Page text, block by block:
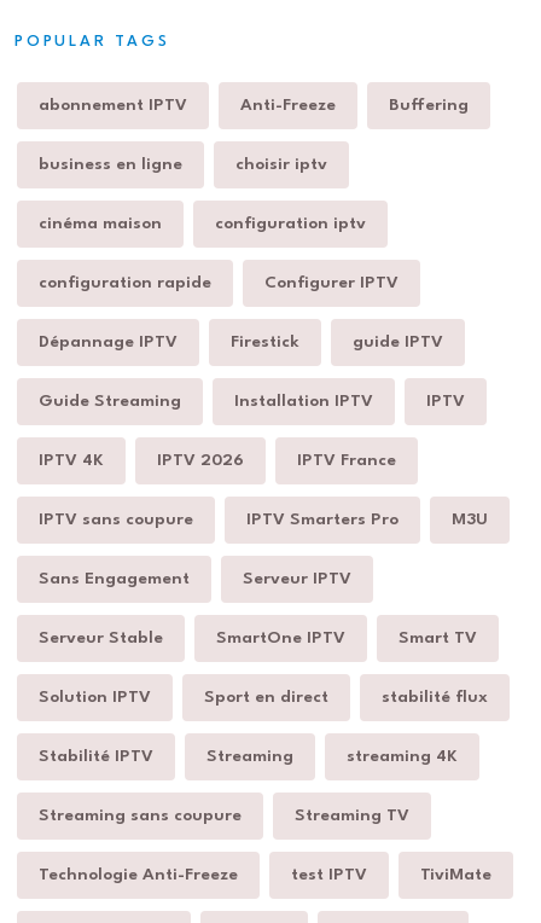
POPULAR TAGS
abonnement IPTV Anti-Freeze Buffering
business en ligne choisir iptv
cinéma maison configuration iptv
configuration rapide Configurer IPTV
Dépannage IPTV Firestick guide IPTV
Guide Streaming Installation IPTV IPTV
IPTV 4K IPTV 2026 IPTV France
IPTV sans coupure IPTV Smarters Pro M3U
Sans Engagement Serveur IPTV
Serveur Stable SmartOne IPTV Smart TV
Solution IPTV Sport en direct stabilité flux
Stabilité IPTV Streaming streaming 4K
Streaming sans coupure Streaming TV
Technologie Anti-Freeze test IPTV TiviMate